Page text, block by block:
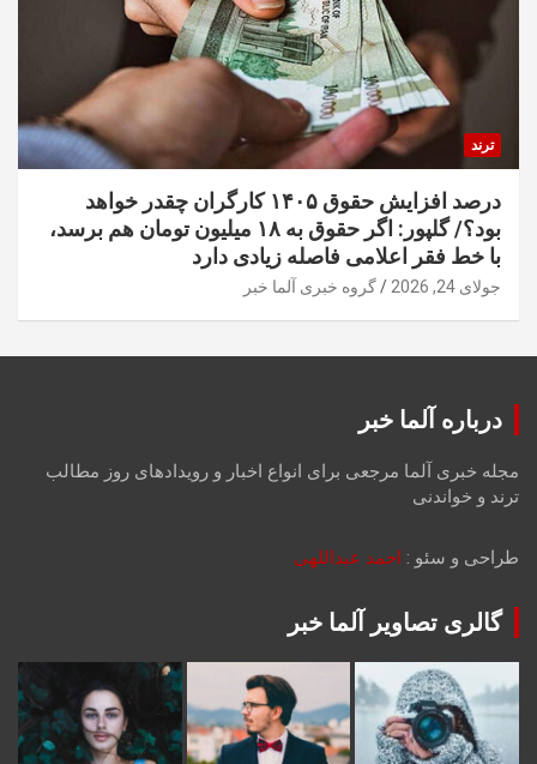
ترند
درصد افزایش حقوق ۱۴۰۵ کارگران چقدر خواهد
بود؟/ گلپور: اگر حقوق به ۱۸ میلیون تومان هم برسد،
با خط فقر اعلامی فاصله زیادی دارد
جولای 24, 2026 گروه خبری آلما خبر
درباره آلما خبر
مجله خبری آلما مرجعی برای انواع اخبار و رویدادهای روز مطالب
ترند و خواندنی
طراحی و سئو : احمد عبداللهی
گالری تصاویر آلما خبر